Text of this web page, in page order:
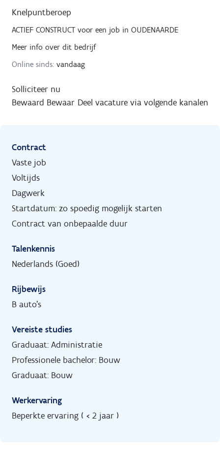
Knelpuntberoep
ACTIEF CONSTRUCT voor een job in OUDENAARDE
Meer info over dit bedrijf
Online sinds: vandaag
Solliciteer nu
Bewaard Bewaar Deel vacature via volgende kanalen
Contract
Vaste job
Voltijds
Dagwerk
Startdatum: zo spoedig mogelijk starten
Contract van onbepaalde duur
Talenkennis
Nederlands (Goed)
Rijbewijs
B auto's
Vereiste studies
Graduaat: Administratie
Professionele bachelor: Bouw
Graduaat: Bouw
Werkervaring
Beperkte ervaring ( < 2 jaar )